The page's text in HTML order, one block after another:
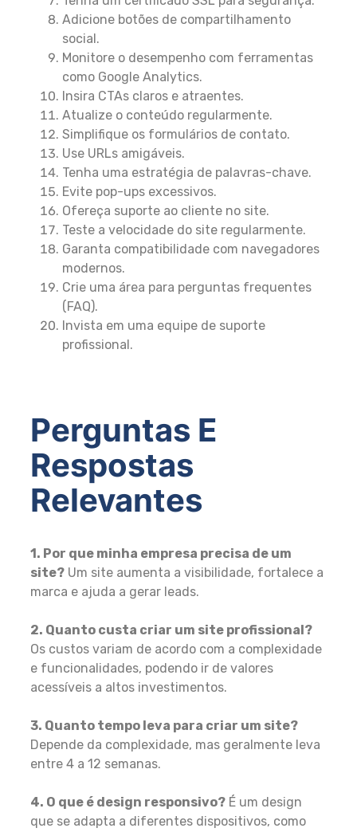
Adicione botões de compartilhamento
social.
Monitore o desempenho com ferramentas
como Google Analytics.
Insira CTAs claros e atraentes.
Atualize o conteúdo regularmente.
Simplifique os formulários de contato.
Use URLs amigáveis.
Tenha uma estratégia de palavras-chave.
Evite pop-ups excessivos.
Ofereça suporte ao cliente no site.
Teste a velocidade do site regularmente.
Garanta compatibilidade com navegadores
modernos.
Crie uma área para perguntas frequentes
(FAQ).
Invista em uma equipe de suporte
profissional.
Perguntas E
Respostas
Relevantes
1. Por que minha empresa precisa de um
site? Um site aumenta a visibilidade, fortalece a
marca e ajuda a gerar leads.
2. Quanto custa criar um site profissional?
Os custos variam de acordo com a complexidade
e funcionalidades, podendo ir de valores
acessíveis a altos investimentos.
3. Quanto tempo leva para criar um site?
Depende da complexidade, mas geralmente leva
entre 4 a 12 semanas.
4. O que é design responsivo? É um design
que se adapta a diferentes dispositivos, como